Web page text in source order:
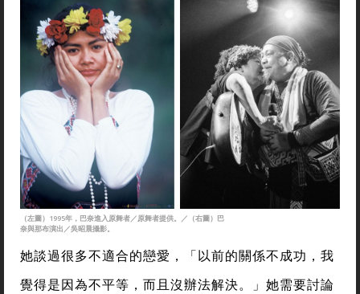
（左圖）1995年，巴奈進入原舞者／原舞者提供。／（右圖）巴
奈與那布演出／吳昭晨攝影。
她談過很多不適合的戀愛，「以前的關係不成功，我
覺得是因為不平等，而且沒辦法解決。」她需要討論